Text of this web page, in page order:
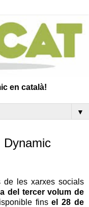
en català!
▼
Dynamic
les xarxes socials
del tercer volum de
finsel 28 de